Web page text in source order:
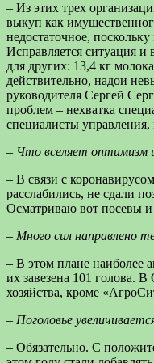
– Из этих трех
выкуп как
недостаточное,
Исправляется ситуация
для других: 13,4 кг
действительно, надои
руководителя Сергей
проблем – нехватка
специалисты
– Что вселяет оптимизм
– В связи с
расслабились, не сдали
Осматриваю вот посевы
– Много сил направлено
– В этом плане наиболее
их завезена 101 голова.
хозяйства, кроме
– Поголовье
– Обязательно. С